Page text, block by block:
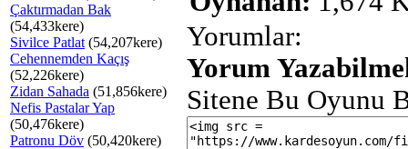
Çaktırmadan Bak
(54,433kere)
Sivilce Patlat (54,207kere)
Cehennemden Kaçış
(52,226kere)
Zidan Sahada (51,856kere)
Nefis Pastalar Yap
(50,476kere)
Patronu Döv (50,420kere)
Yorumlar:
Yorum
Sitene Bu Oyunu